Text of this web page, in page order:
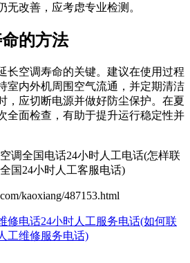
无改善，应考虑专业检测。
的方法
长空调寿命的关键。建议在使用过程
室内外机周围空气流通，并定期清洁
，应切断电源并做好防尘保护。在夏
全面检查，有助于提升运行稳定性并
调全国电话24小时人工电话(怎样联
国24小时人工客服电话)
kaoxiang/487153.html
修电话24小时人工服务电话(如何联
工维修服务电话)